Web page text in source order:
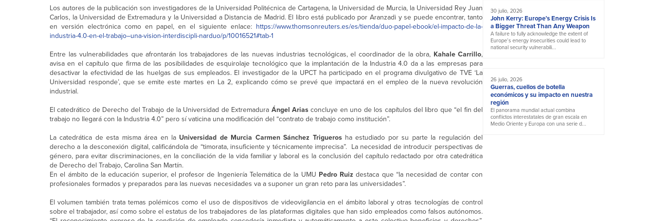
Los autores de la publicación son investigadores de la Universidad Politécnica de Cartagena, la Universidad de Murcia, la Universidad Rey Juan
Carlos, la Universidad de Extremadura y la Universidad a Distancia de Madrid. El libro está publicado por Aranzadi y se puede encontrar, tanto
en versión electrónica como en papel, en el siguiente enlace: https://www.thomsonreuters.es/es/tienda/duo-papel-ebook/el-impacto-de-la-
industria-4.0-en-el-trabajo–una-vision-interdiscipli-narduo/p/10016521#tab-1
Entre las vulnerabilidades que afrontarán los trabajadores de las nuevas industrias tecnológicas, el coordinador de la obra, Kahale Carrillo,
avisa en el capítulo que firma de las posibilidades de esquirolaje tecnológico que la implantación de la Industria 4.0 da a las empresas para
desactivar la efectividad de las huelgas de sus empleados. El investigador de la UPCT ha participado en el programa divulgativo de TVE ‘La
Universidad responde’, que se emite este martes en La 2, explicando cómo se prevé que impactará en el empleo de la nueva revolución
industrial.
El catedrático de Derecho del Trabajo de la Universidad de Extremadura Ángel Ariasconcluye en uno de los capítulos del libro que “el fin del
trabajo no llegará con la Industria 4.0” pero sí vaticina una modificación del “contrato de trabajo como institución”.
La catedrática de esta misma área en la Universidad de Murcia Carmen Sánchez Triguerosha estudiado por su parte la regulación del
derecho a la desconexión digital, calificándola de “timorata, insuficiente y técnicamente imprecisa”. La necesidad de introducir perspectivas de
género, para evitar discriminaciones, en la conciliación de la vida familiar y laboral es la conclusión del capítulo redactado por otra catedrática
de Derecho del Trabajo, Carolina San Martín.
En el ámbito de la educación superior, el profesor de Ingeniería Telemática de la UMU Pedro Ruiz destaca que “la necesidad de contar con
profesionales formados y preparados para las nuevas necesidades va a suponer un gran reto para las universidades”.
El volumen también trata temas polémicos como el uso de dispositivos de videovigilancia en el ámbito laboral y otras tecnologías de control
sobre el trabajador, así como sobre el estatus de los trabajadores de las plataformas digitales que han sido empleados como falsos autónomos.
30 julio, 2026
John Kerry: Europe’s Energy Crisis Is
a Bigger Threat Than Any Weapon
A failure to fully acknowledge the extent of
Europe’s energy insecurities could lead to
national security vulnerabili...
26 julio, 2026
Guerras, cuellos de botella
económicos y su impacto en nuestra
región
El panorama mundial actual combina
conflictos interestatales de gran escala en
Medio Oriente y Europa con una serie d...